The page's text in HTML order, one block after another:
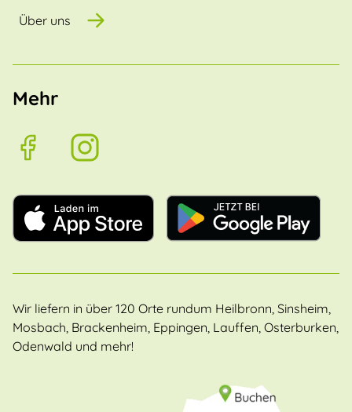
Über uns
Mehr
Wir liefern in über 120 Orte rundum Heilbronn, Sinsheim,
Mosbach, Brackenheim, Eppingen, Lauffen, Osterburken,
Odenwald und mehr!